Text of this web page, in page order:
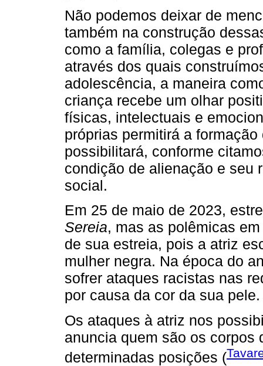
Não podemos deixar de
também na construção
como a família, colegas e
através dos quais
adolescência, a maneira
criança recebe um olhar
físicas, intelectuais e
próprias permitirá a
possibilitará, conforme
condição de alienação e seu
social.
Em 25 de maio de 2023,
Sereia, mas as polêmicas
de sua estreia, pois a atriz
mulher negra. Na época do
sofrer ataques racistas nas
por causa da cor da sua pele.
Os ataques à atriz nos
anuncia quem são os corpos
determinadas posições (